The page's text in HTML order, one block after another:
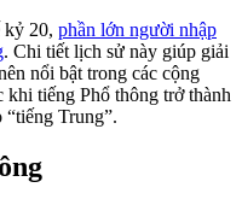
kỷ 20, phần lớn người nhập
. Chi tiết lịch sử này giúp giải
nổi bật trong các cộng
tiếng Phổ thông trở thành
“tiếng Trung”.